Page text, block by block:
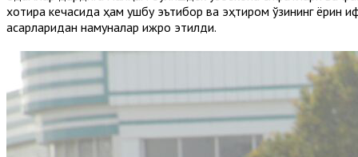
хотира кечасида ҳам ушбу эътибор ва эҳтиром ўзининг
асарларидан намуналар ижро этилди.